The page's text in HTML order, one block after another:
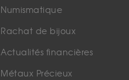
Numismatique
Rachat de bijoux
Actualités financières
Métaux Précieux